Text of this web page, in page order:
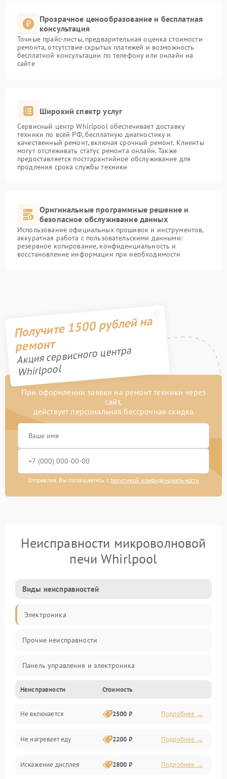
Прозрачное ценообразование и бесплатная
консультация
Точные прайс-листы, предварительная оценка стоимости
ремонта, отсутствие скрытых платежей и возможность
бесплатной консультации по телефону или онлайн на
сайте
Широкий спектр услуг
Сервисный центр Whirlpool обеспечивает доставку
техники по всей РФ, бесплатную диагностику и
качественный ремонт, включая срочный ремонт. Клиенты
могут отслеживать статус ремонта онлайн. Также
предоставляется постгарантийное обслуживание для
продления срока службы техники
Оригинальные программные решение и
безопасное обслуживание данных
Использование официальных прошивок и инструментов,
аккуратная работа с пользовательскими данными:
резервное копирование, конфиденциальность и
восстановление информации при необходимости
Получите 1500 рублей на
ремонт
Акция сервисного центра
Whirlpool
При оформлении заявки на ремонт техники через
сайт,
действует персональная бессрочная скидка
Отправляя, Вы соглашаетесь с политикой конфиденциальности
Неисправности микроволновой
печи Whirlpool
Виды неисправностей
Электроника
Прочие неисправности
Панель управления и электроника
Дверца и корпус
Механика и внутренние элементы
Механические повреждения
Питание и запуск
Неисправности Стоимость
Не включается 2500 ₽ Подробнее →
Не нагревает еду 2200 ₽ Подробнее →
Искажение дисплея 2800 ₽ Подробнее →